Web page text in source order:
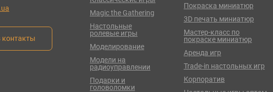
контакты
Magic the Gathering
Настольные
ролевые игры
Моделирование
Модели на
радиоуправлении
Подарки и
головоломки
Покраска миниатюр
3D печать миниатюр
Мастер-класс по
покраске миниатюр
Аренда игр
Trade-in настольных игр
Корпоратив